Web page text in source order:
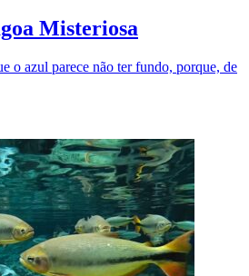
Misteriosa
o azul parece não ter fundo, porque, de